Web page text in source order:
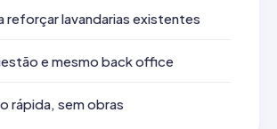
reforçar lavandarias existentes
e mesmo back office
rápida, sem obras